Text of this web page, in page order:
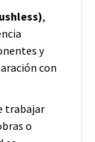
,
y
con
trabajar
o